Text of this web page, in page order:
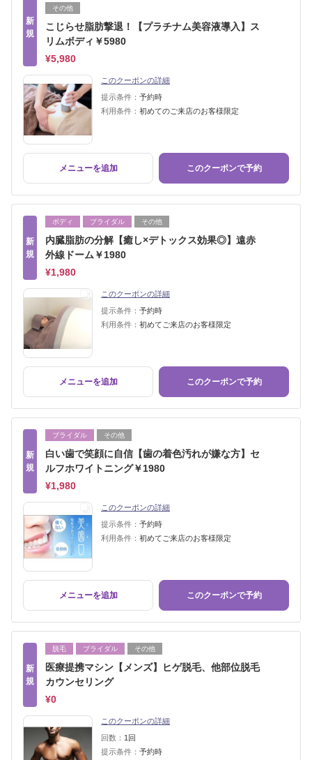
新
規
その他
こじらせ脂肪撃退！【プラチナム美容液導入】ス
リムボディ￥5980
¥5,980
このクーポンの詳細
提示条件： 予約時
利用条件： 初めてのご来店のお客様限定
メニューを追加 このクーポンで予約
新
規
ボディ ブライダル その他
内臓脂肪の分解【癒し×デトックス効果◎】遠赤
外線ドーム￥1980
¥1,980
このクーポンの詳細
提示条件： 予約時
利用条件： 初めてご来店のお客様限定
メニューを追加 このクーポンで予約
新
規
ブライダル その他
白い歯で笑顔に自信【歯の着色汚れが嫌な方】セ
ルフホワイトニング￥1980
¥1,980
このクーポンの詳細
提示条件： 予約時
利用条件： 初めてご来店のお客様限定
メニューを追加 このクーポンで予約
新
規
脱毛 ブライダル その他
医療提携マシン【メンズ】ヒゲ脱毛、他部位脱毛
カウンセリング
¥0
このクーポンの詳細
回数： 1回
提示条件： 予約時